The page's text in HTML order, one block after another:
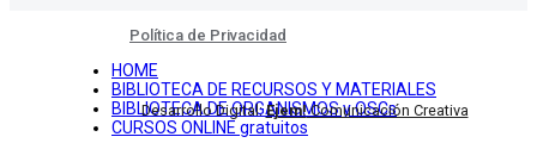
Política de Privacidad
HOME
BIBLIOTECA DE RECURSOS Y MATERIALES
BIBLIOTECA DE ORGANISMOS y OSCs
CURSOS ONLINE gratuitos
Desarrollo Digital:Ejem!Comunicación Creativa